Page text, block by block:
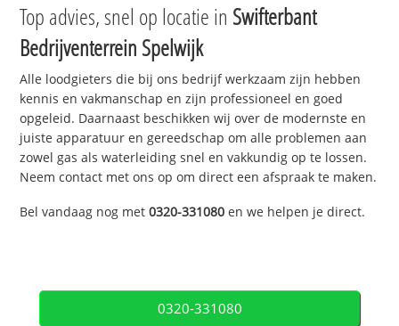
Top advies, snel op locatie in Swifterbant
Bedrijventerrein Spelwijk
Alle loodgieters die bij ons bedrijf werkzaam zijn hebben
kennis en vakmanschap en zijn professioneel en goed
opgeleid. Daarnaast beschikken wij over de modernste en
juiste apparatuur en gereedschap om alle problemen aan
zowel gas als waterleiding snel en vakkundig op te lossen.
Neem contact met ons op om direct een afspraak te maken.
Bel vandaag nog met0320-331080 en we helpen je direct.
0320-331080